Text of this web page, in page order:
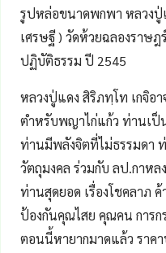
รูปหล่อขนาดพกพา หลวงปู่
เศรษฐี ) วัดห้วยฉลองราษฎ
ปฏิบัติธรรม ปี 2545
หลวงปู่แดง สิริภทฺโท เกจิอ
ตำหรับพญาไก่แก้ว ท่านเป็
ท่านมีพลังจิตที่ไม่ธรรมดา
วัตถุมงคล ร่วมกับ ลป.กาห
ท่านสุดยอด เรื่องโชคลาภ
ป้องกันคุณไสย คุณคน การ
ตอนนี้หายากมาดแล้ว ราค